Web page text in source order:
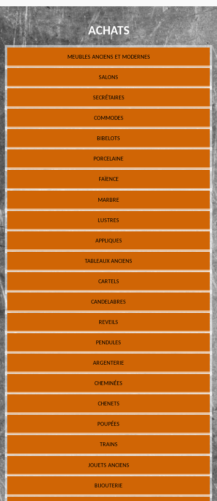
ACHATS
MEUBLES ANCIENS ET MODERNES
SALONS
SECRÉTAIRES
COMMODES
BIBELOTS
PORCELAINE
FAÏENCE
MARBRE
LUSTRES
APPLIQUES
TABLEAUX ANCIENS
CARTELS
CANDELABRES
REVEILS
PENDULES
ARGENTERIE
CHEMINÉES
CHENETS
POUPÉES
TRAINS
JOUETS ANCIENS
BIJOUTERIE